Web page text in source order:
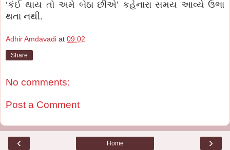
‘કંઈ થાય તો અમે બેઠા છીએ’ કહેનારા સમય આવ્યે ઉભા
થતા નથી.
Adhir Amdavadi at 09:02
Share
No comments:
Post a Comment
‹ ›
Home